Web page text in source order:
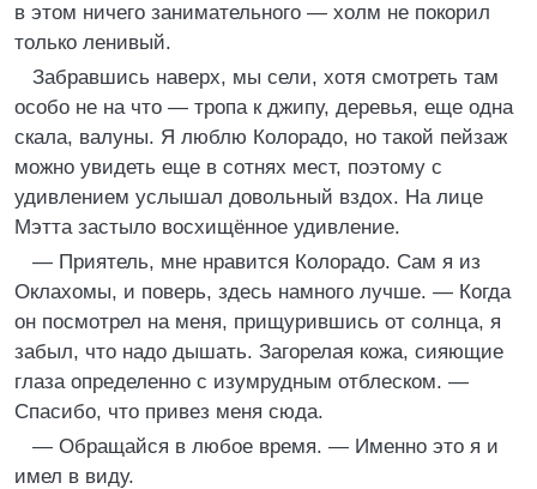
в этом ничего занимательного — холм не покорил
только ленивый.
Забравшись наверх, мы сели, хотя смотреть там
особо не на что — тропа к джипу, деревья, еще одна
скала, валуны. Я люблю Колорадо, но такой пейзаж
можно увидеть еще в сотнях мест, поэтому с
удивлением услышал довольный вздох. На лице
Мэтта застыло восхищённое удивление.
— Приятель, мне нравится Колорадо. Сам я из
Оклахомы, и поверь, здесь намного лучше. — Когда
он посмотрел на меня, прищурившись от солнца, я
забыл, что надо дышать. Загорелая кожа, сияющие
глаза определенно с изумрудным отблеском. —
Спасибо, что привез меня сюда.
— Обращайся в любое время. — Именно это я и
имел в виду.